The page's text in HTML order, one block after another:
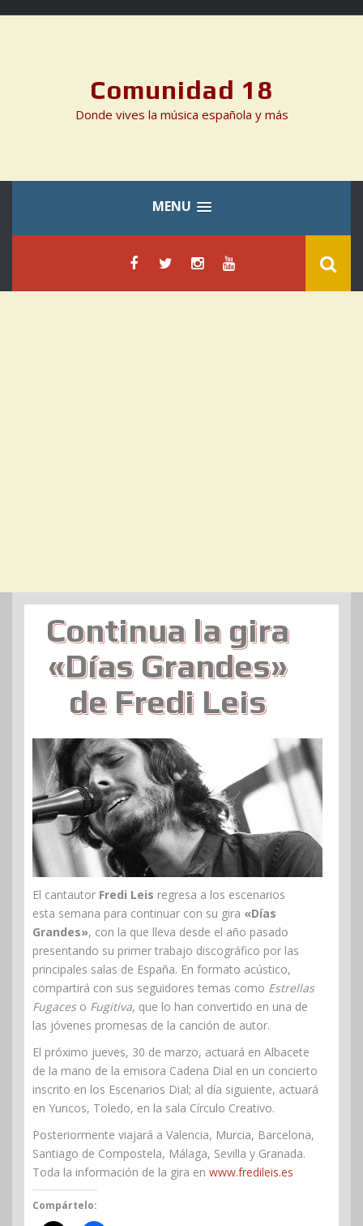
Comunidad 18
Donde vives la música española y más
MENU
Continua la gira
«Días Grandes»
de Fredi Leis
El cantautor Fredi Leis regresa a los escenarios
esta semana para continuar con su gira «Días
Grandes», con la que lleva desde el año pasado
presentando su primer trabajo discográfico por las
principales salas de España. En formato acústico,
compartirá con sus seguidores temas como Estrellas
Fugaceso Fugitiva, que lo han convertido en una de
las jóvenes promesas de la canción de autor.
El próximo jueves, 30 de marzo, actuará en Albacete
de la mano de la emisora Cadena Dial en un concierto
inscrito en los Escenarios Dial; al día siguiente, actuará
en Yuncos, Toledo, en la sala Círculo Creativo.
Posteriormente viajará a Valencia, Murcia, Barcelona,
Santiago de Compostela, Málaga, Sevilla y Granada.
Toda la información de la gira en www.fredileis.es
Compártelo: